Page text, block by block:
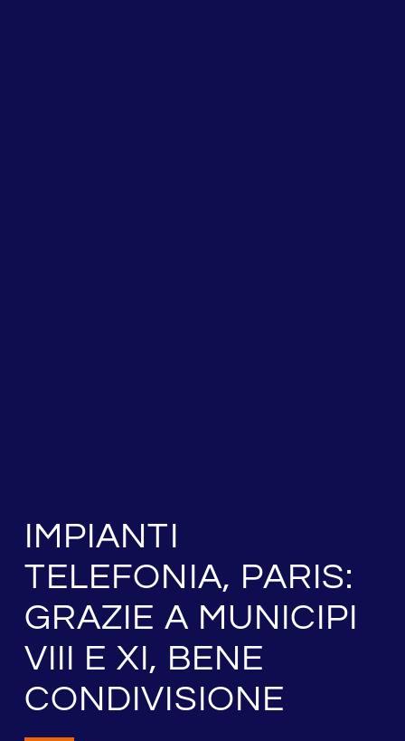
IMPIANTI
TELEFONIA, PARIS:
GRAZIE A MUNICIPI
VIII E XI, BENE
CONDIVISIONE